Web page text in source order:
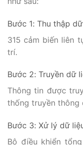
Bước 1: Thu thập
315 cảm biến liên
trí.
Bước 2: Truyền dữ
Thông tin được
thống truyền thông
Bước 3: Xử lý dữ
Bộ điều khiển